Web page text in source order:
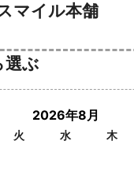
マイル本舗
選ぶ
2026年8月
火 水 木